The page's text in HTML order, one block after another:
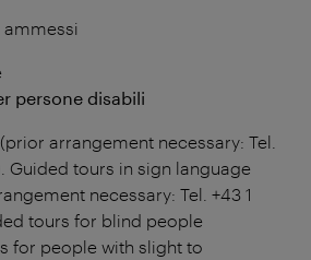
ammessi
persone disabili
arrangement necessary: Tel.
Guided tours in sign language
necessary: Tel. +43 1
tours for blind people
for people with slight to